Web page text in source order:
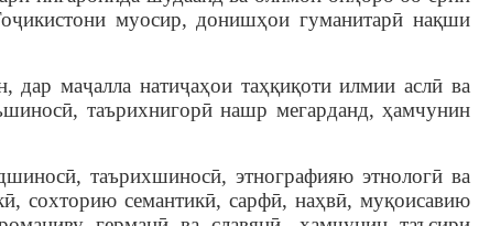
муосир, донишҳои гуманитарӣ нақши
дар маҷалла натиҷаҳои таҳқиқоти илмии аслӣ ва
таърихнигорӣ нашр мегарданд, ҳамчунин
таърихшиносӣ, этнографияю этнологӣ ва
сохторию семантикӣ, сарфӣ, наҳвӣ, муқоисавию